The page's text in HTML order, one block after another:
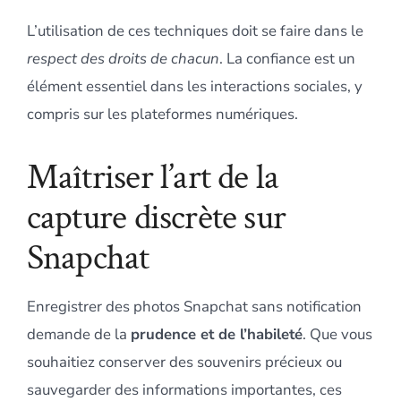
L’utilisation de ces techniques doit se faire dans le
respect des droits de chacun. La confiance est un
élément essentiel dans les interactions sociales, y
compris sur les plateformes numériques.
Maîtriser l’art de la
capture discrète sur
Snapchat
Enregistrer des photos Snapchat sans notification
demande de la prudence et de l’habileté. Que vous
souhaitiez conserver des souvenirs précieux ou
sauvegarder des informations importantes, ces